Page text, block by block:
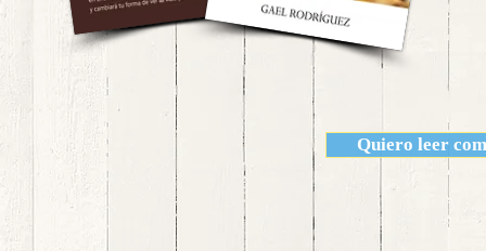
Quiero leer